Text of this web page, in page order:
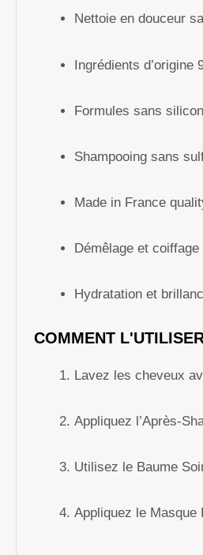
Nettoie en douceur
Ingrédients d’origine
Formules sans
Shampooing sans
Made in France
Démêlage et
Hydratation et
COMMENT
Lavez les cheveux
Appliquez l’Après-
Utilisez le Baume
Appliquez le